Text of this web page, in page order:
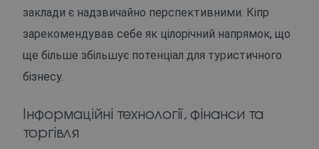
заклади є надзвичайно перспективними. Кіпр
зарекомендував себе як цілорічний напрямок, що
ще більше збільшує потенціал для туристичного
бізнесу.
Інформаційні технології, фінанси та
торгівля